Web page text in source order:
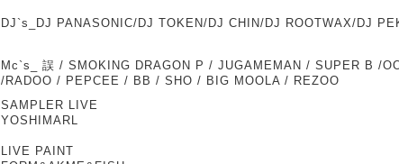
DJ`s_DJ PANASONIC/DJ TOKEN/DJ CHIN/DJ ROOTWAX/DJ
Mc`s_ 誤 / SMOKING DRAGON P / JUGAMEMAN / SUPER B /
/RADOO / PEPCEE / BB / SHO / BIG MOOLA / REZOO
SAMPLER LIVE
YOSHIMARL
LIVE PAINT